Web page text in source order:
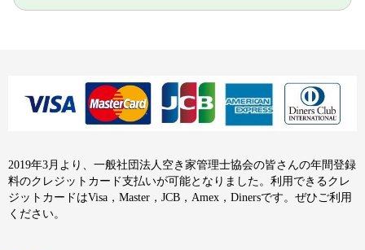
2019年3月より、一般社団法人空き家管理士協会の皆さんの年間登録
料のクレジットカード支払いが可能となりました。利用できるクレ
ジットカードはVisa，Master，JCB，Amex，Dinersです。ぜひご利用
ください。